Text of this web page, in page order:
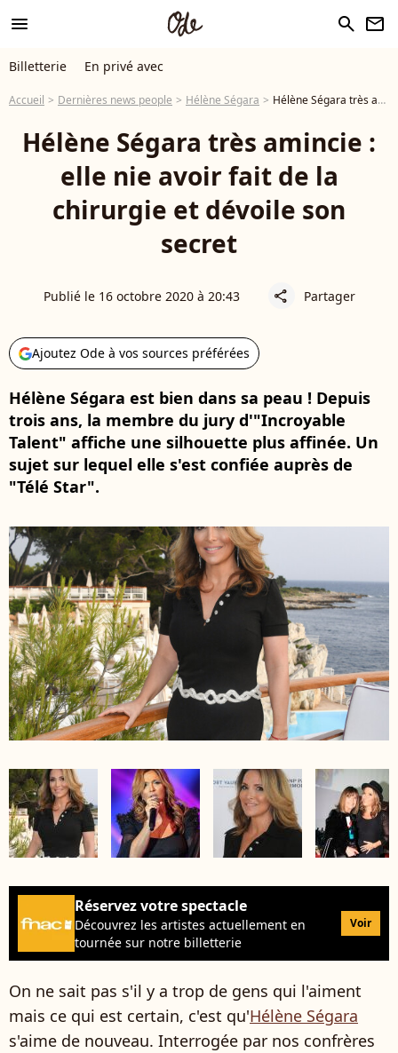
menu search newsletter
Billetterie En privé avec
Accueil Dernières news people Hélène Ségara Hélène Ségara très amincie : elle nie avoir fait de la chirurgie et dévoile son secret
Hélène Ségara très amincie :
elle nie avoir fait de la
chirurgie et dévoile son
secret
Publié le 16 octobre 2020 à 20:43 share Partager
Ajoutez Ode à vos sources préférées
Hélène Ségara est bien dans sa peau ! Depuis
trois ans, la membre du jury d'"Incroyable
Talent" affiche une silhouette plus affinée. Un
sujet sur lequel elle s'est confiée auprès de
"Télé Star".
Réservez votre spectacle
Découvrez les artistes actuellement en
tournée sur notre billetterie
Voir
On ne sait pas s'il y a trop de gens qui l'aiment
mais ce qui est certain, c'est qu'Hélène Ségara
s'aime de nouveau. Interrogée par nos confrères